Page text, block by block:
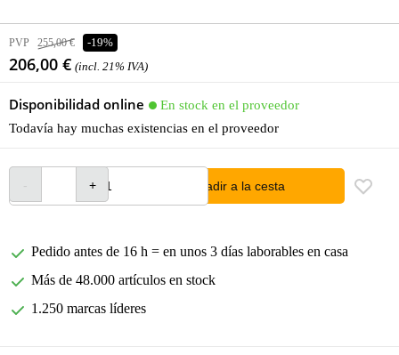
PVP 255,00 € -19%
206,00 € (incl. 21% IVA)
Disponibilidad online
En stock en el proveedor
Todavía hay muchas existencias en el proveedor
añadir a la cesta
Pedido antes de 16 h = en unos 3 días laborables en casa
Más de 48.000 artículos en stock
1.250 marcas líderes